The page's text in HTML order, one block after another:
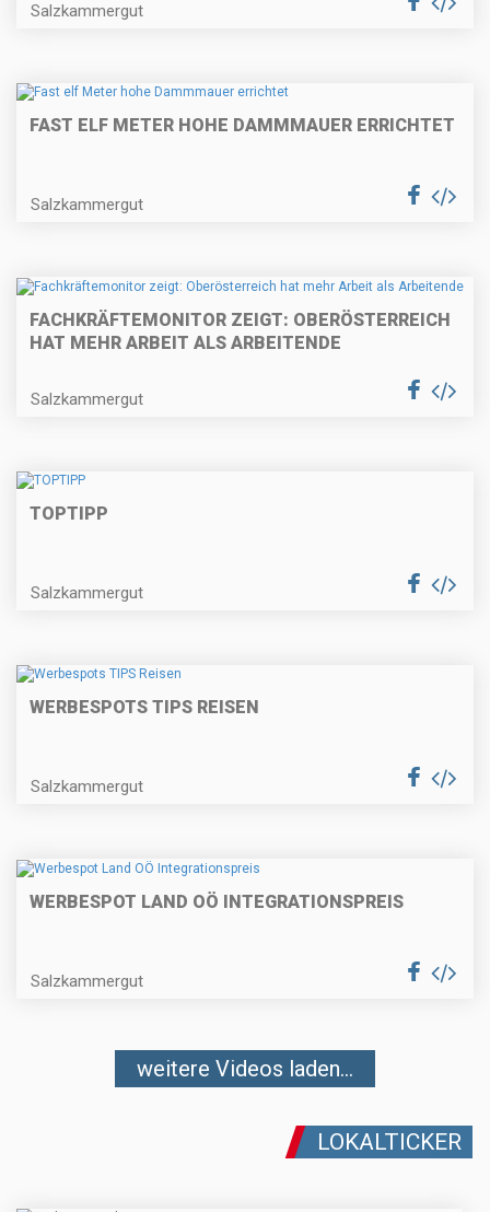
Salzkammergut
FAST ELF METER HOHE DAMMMAUER ERRICHTET
Salzkammergut
FACHKRÄFTEMONITOR ZEIGT: OBERÖSTERREICH
HAT MEHR ARBEIT ALS ARBEITENDE
Salzkammergut
TOPTIPP
Salzkammergut
WERBESPOTS TIPS REISEN
Salzkammergut
WERBESPOT LAND OÖ INTEGRATIONSPREIS
Salzkammergut
weitere Videos laden...
LOKALTICKER